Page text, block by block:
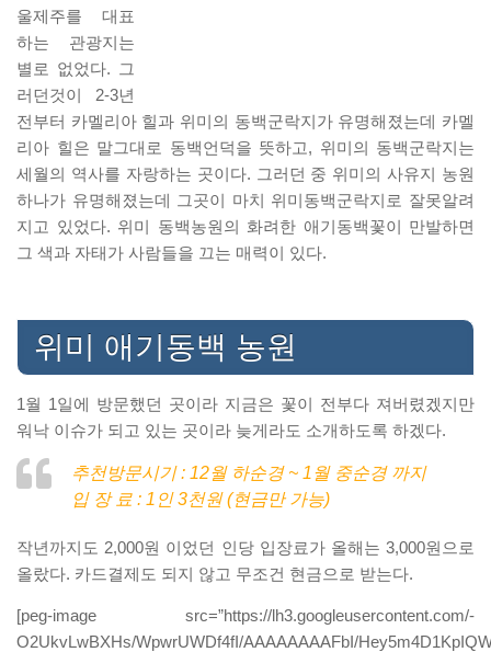
울제주를 대표
하는 관광지는
별로 없었다. 그
러던것이 2-3년
전부터 카멜리아 힐과 위미의 동백군락지가 유명해졌는데 카멜
리아 힐은 말그대로 동백언덕을 뜻하고, 위미의 동백군락지는
세월의 역사를 자랑하는 곳이다. 그러던 중 위미의 사유지 농원
하나가 유명해졌는데 그곳이 마치 위미동백군락지로 잘못알려
지고 있었다. 위미 동백농원의 화려한 애기동백꽃이 만발하면
그 색과 자태가 사람들을 끄는 매력이 있다.
위미 애기동백 농원
1월 1일에 방문했던 곳이라 지금은 꽃이 전부다 져버렸겠지만
워낙 이슈가 되고 있는 곳이라 늦게라도 소개하도록 하겠다.
추천방문시기 : 12월 하순경 ~ 1월 중순경 까지
입 장 료 : 1인 3천원 (현금만 가능)
작년까지도 2,000원 이었던 인당 입장료가 올해는 3,000원으로
올랐다. 카드결제도 되지 않고 무조건 현금으로 받는다.
[peg-image src=”https://lh3.googleusercontent.com/-
O2UkvLwBXHs/WpwrUWDf4fI/AAAAAAAAFbI/